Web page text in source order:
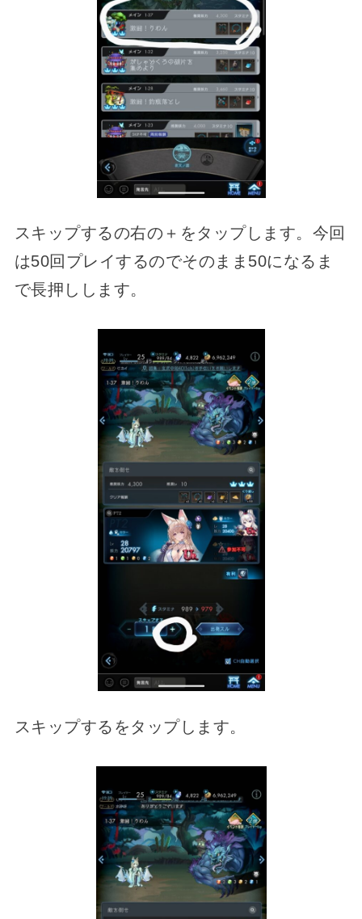
スキップするの右の＋をタップします。今回
は50回プレイするのでそのまま50になるま
で長押しします。
スキップするをタップします。